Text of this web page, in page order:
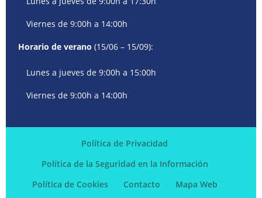
Viernes de 9:00h a 14:00h
Horario de verano (15/06 – 15/09):
Lunes a jueves de 9:00h a 15:00h
Viernes de 9:00h a 14:00h
Política de Privacidad
Política de la Seguridad en la Información
Política de Cookies
Contacto Mapa Web